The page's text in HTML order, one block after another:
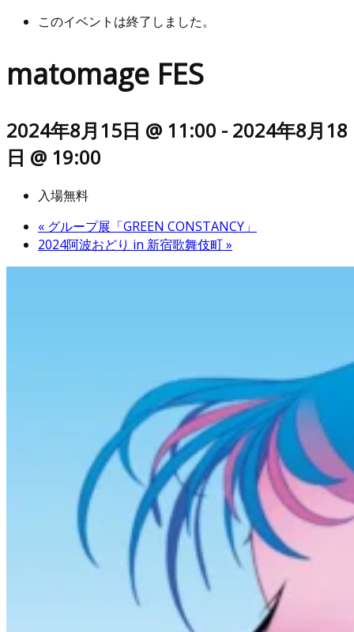
このイベントは終了しました。
matomage FES
2024年8月15日 @ 11:00 - 2024年8月18
日 @ 19:00
入場無料
« グループ展「GREEN CONSTANCY」
2024阿波おどり in 新宿歌舞伎町»